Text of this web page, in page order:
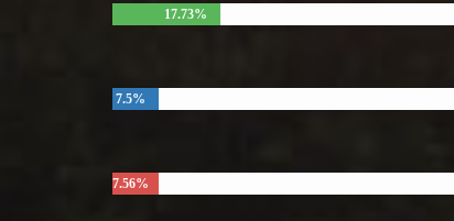
17.73%
7.5%
7.56%